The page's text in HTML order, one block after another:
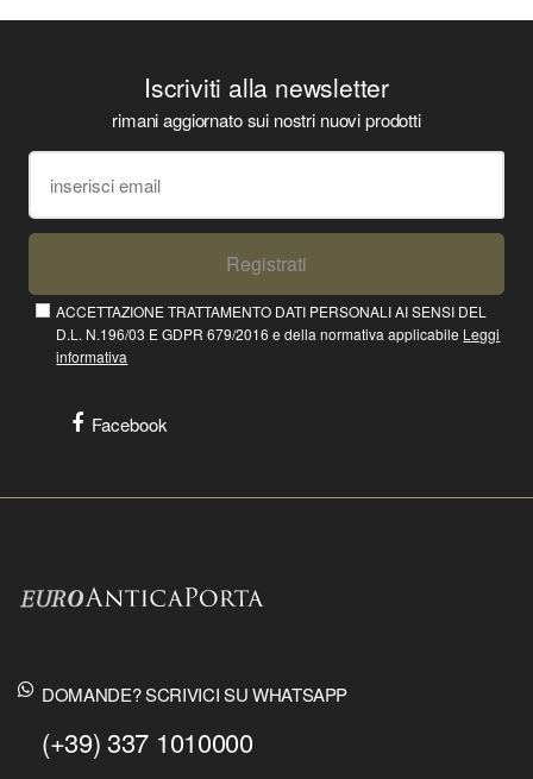
Iscriviti alla newsletter
rimani aggiornato sui nostri nuovi prodotti
Registrati
ACCETTAZIONE TRATTAMENTO DATI PERSONALI AI SENSI DEL
D.L. N.196/03 E GDPR 679/2016 e della normativa applicabile Leggi
informativa
Facebook
DOMANDE? SCRIVICI SU WHATSAPP
(+39) 337 1010000